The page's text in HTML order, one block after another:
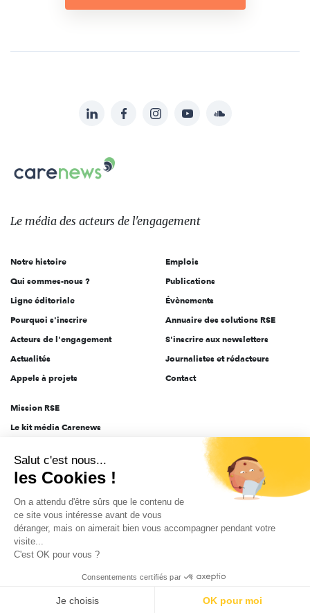
sur:
LinkedInFacebookInstagramYouTubeSoundcloud
Carenews,
Le
des
l'engagement
Le média des acteurs de l'engagement
Notre histoire
Qui sommes-nous ?
Ligne éditoriale
Pourquoi s'inscrire
Acteurs de l'engagement
Actualités
Appels à projets
Emplois
Publications
Évènements
Annuaire des solutions RSE
S'inscrire aux newsletters
Journalistes et rédacteurs
Contact
Mission RSE
Le kit média Carenews
AEF info
Novethic
PRODURABLE
Inclusiv Day
Données personnelles Mentions légales 2025-2026 Tout droits réservés
Salut c'est nous...
les Cookies !
On a attendu d'être sûrs que le contenu de
ce site vous intéresse avant de vous
déranger, mais on aimerait bien vous accompagner pendant votre
visite...
C'est OK pour vous ?
Consentements certifiés par
Je choisis OK pour moi